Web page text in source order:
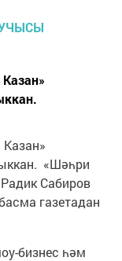
«Шәһри
Сабиров
газетадан
бизнес һәм